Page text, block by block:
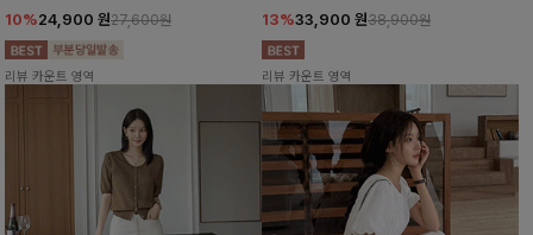
10%24,900 원27,600원
리뷰 카운트 영역
13%33,900 원38,900원
리뷰 카운트 영역